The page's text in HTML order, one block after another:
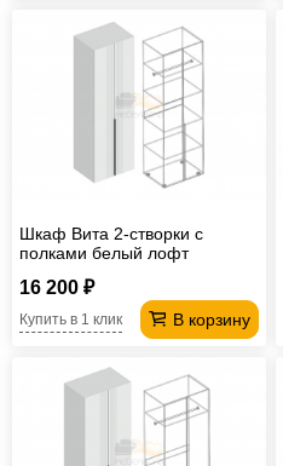
Шкаф Вита 2-створки с
полками белый лофт
16 200 ₽
В корзину
Купить в 1 клик